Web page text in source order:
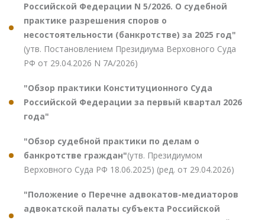
Российской Федерации N 5/2026. О судебной
практике разрешения споров о
несостоятельности (банкротстве) за 2025 год"
(утв. Постановлением Президиума Верховного Суда
РФ от 29.04.2026 N 7А/2026)
"Обзор практики Конституционного Суда
Российской Федерации за первый квартал 2026
года"
"Обзор судебной практики по делам о
банкротстве граждан"(утв. Президиумом
Верховного Суда РФ 18.06.2025) (ред. от 29.04.2026)
"Положение о Перечне адвокатов-медиаторов
адвокатской палаты субъекта Российской